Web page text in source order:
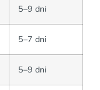
5–9 dni
5–7 dni
5–9 dni